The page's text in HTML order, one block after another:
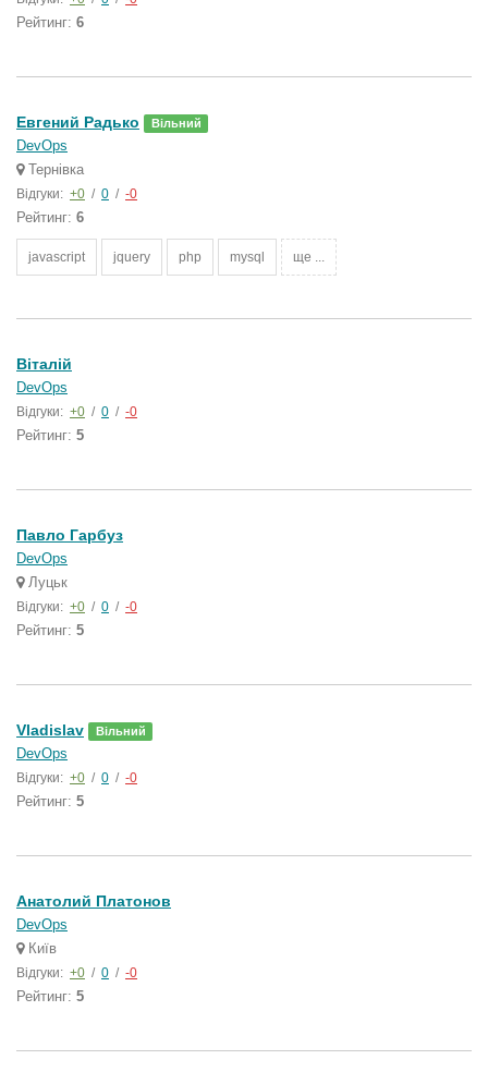
Рейтинг: 6
Евгений Радько Вільний
DevOps
Тернівка
Відгуки: +0 / 0 / -0
Рейтинг: 6
javascript jquery php mysql ще ...
Віталій
DevOps
Відгуки: +0 / 0 / -0
Рейтинг: 5
Павло Гарбуз
DevOps
Луцьк
Відгуки: +0 / 0 / -0
Рейтинг: 5
Vladislav Вільний
DevOps
Відгуки: +0 / 0 / -0
Рейтинг: 5
Анатолий Платонов
DevOps
Київ
Відгуки: +0 / 0 / -0
Рейтинг: 5